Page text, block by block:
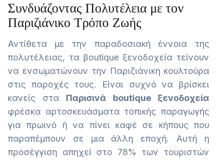
Συνδυάζοντας Πολυτέλεια με τον
Παριζιάνικο Τρόπο Ζωής
Αντίθετα με την παραδοσιακή έννοια της
πολυτέλειας, τα βoutique ξενοδοχεία τείνουν
να ενσωματώνουν την Παριζιάνικη κουλτούρα
στις παροχές τους. Είναι συχνό να βρίσκει
κανείς στα Παρισινά boutique ξενοδοχεία
φρέσκα αρτοσκευάσματα τοπικής παραγωγής
για πρωινό ή να πίνει καφέ σε κήπους που
παραπέμπουν σε μια άλλη εποχή. Αυτή η
προσέγγιση απηχεί στο 78% των τουριστών